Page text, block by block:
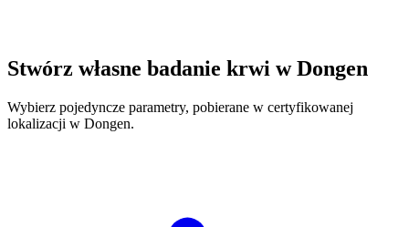
Stwórz własne badanie krwi w Dongen
Wybierz pojedyncze parametry, pobierane w certyfikowanej
lokalizacji w Dongen.